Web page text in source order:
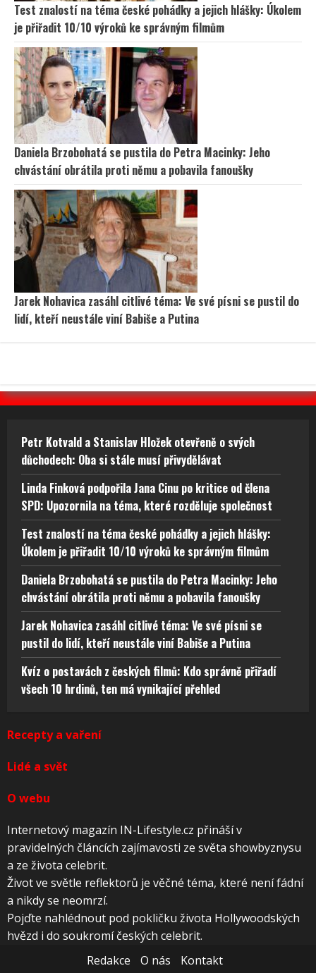
Test znalostí na téma české pohádky a jejich hlášky: Úkolem
je přiřadit 10/10 výroků ke správným filmům
Daniela Brzobohatá se pustila do Petra Macinky: Jeho
chvástání obrátila proti němu a pobavila fanoušky
Jarek Nohavica zasáhl citlivé téma: Ve své písni se pustil do
lidí, kteří neustále viní Babiše a Putina
Petr Kotvald a Stanislav Hložek otevřeně o svých
důchodech: Oba si stále musí přivydělávat
Linda Finková podpořila Jana Cinu po kritice od člena
SPD: Upozornila na téma, které rozděluje společnost
Test znalostí na téma české pohádky a jejich hlášky:
Úkolem je přiřadit 10/10 výroků ke správným filmům
Daniela Brzobohatá se pustila do Petra Macinky: Jeho
chvástání obrátila proti němu a pobavila fanoušky
Jarek Nohavica zasáhl citlivé téma: Ve své písni se
pustil do lidí, kteří neustále viní Babiše a Putina
Kvíz o postavách z českých filmů: Kdo správně přiřadí
všech 10 hrdinů, ten má vynikající přehled
Recepty a vaření
Lidé a svět
O webu
Internetový magazín IN-Lifestyle.cz přináší v
pravidelných článcích zajímavosti ze světa showbyznysu
a ze života celebrit.
Život ve světle reflektorů je věčné téma, které není fádní
a nikdy se neomrzí.
Pojďte nahlédnout pod pokličku života Hollywoodských
hvězd i do soukromí českých celebrit.
Redakce
O nás
Kontakt